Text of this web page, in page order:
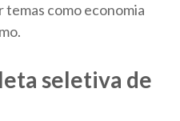
como economia
seletiva de